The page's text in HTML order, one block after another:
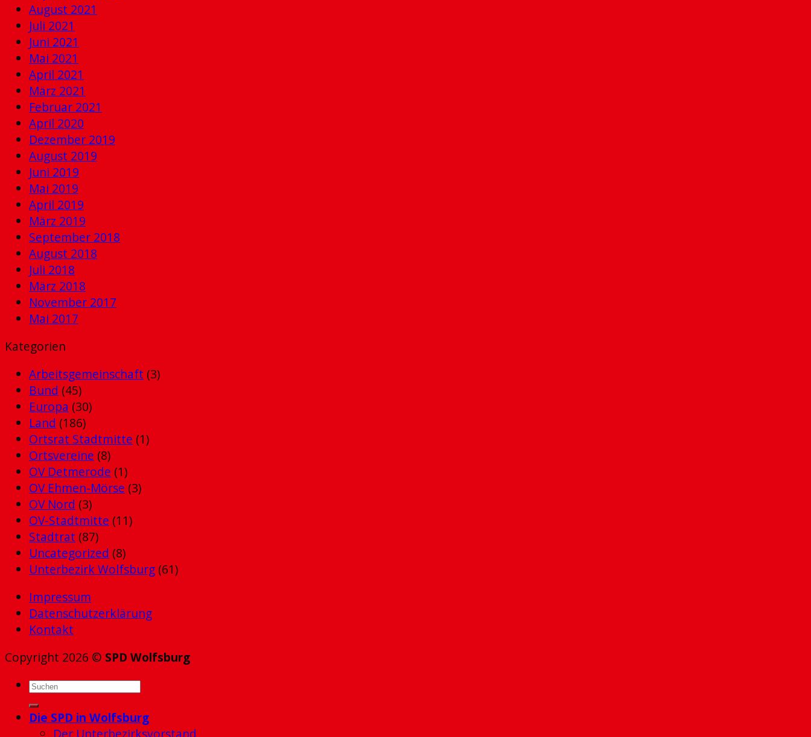
August 2021
Juli 2021
Juni 2021
Mai 2021
April 2021
März 2021
Februar 2021
April 2020
Dezember 2019
August 2019
Juni 2019
Mai 2019
April 2019
März 2019
September 2018
August 2018
Juli 2018
März 2018
November 2017
Mai 2017
Kategorien
Arbeitsgemeinschaft (3)
Bund (45)
Europa (30)
Land (186)
Ortsrat Stadtmitte (1)
Ortsvereine (8)
OV Detmerode (1)
OV Ehmen-Mörse (3)
OV Nord (3)
OV-Stadtmitte (11)
Stadtrat (87)
Uncategorized (8)
Unterbezirk Wolfsburg (61)
Impressum
Datenschutzerklärung
Kontakt
Copyright 2026 © SPD Wolfsburg
Die SPD in Wolfsburg